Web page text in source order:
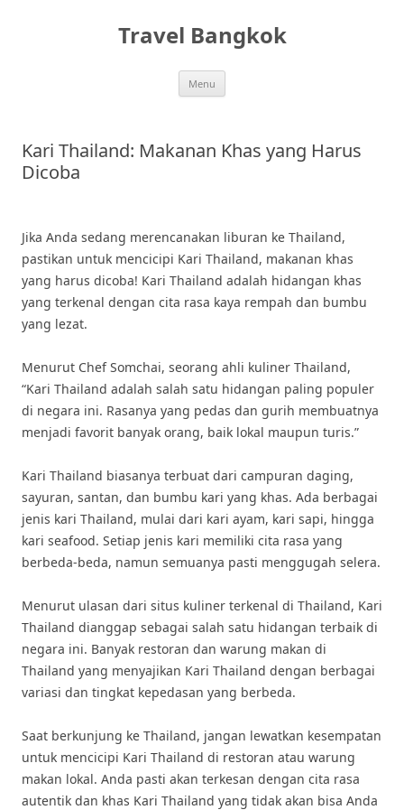
Travel Bangkok
Menu
Kari Thailand: Makanan Khas yang Harus
Dicoba
Jika Anda sedang merencanakan liburan ke Thailand,
pastikan untuk mencicipi Kari Thailand, makanan khas
yang harus dicoba! Kari Thailand adalah hidangan khas
yang terkenal dengan cita rasa kaya rempah dan bumbu
yang lezat.
Menurut Chef Somchai, seorang ahli kuliner Thailand,
“Kari Thailand adalah salah satu hidangan paling populer
di negara ini. Rasanya yang pedas dan gurih membuatnya
menjadi favorit banyak orang, baik lokal maupun turis.”
Kari Thailand biasanya terbuat dari campuran daging,
sayuran, santan, dan bumbu kari yang khas. Ada berbagai
jenis kari Thailand, mulai dari kari ayam, kari sapi, hingga
kari seafood. Setiap jenis kari memiliki cita rasa yang
berbeda-beda, namun semuanya pasti menggugah selera.
Menurut ulasan dari situs kuliner terkenal di Thailand, Kari
Thailand dianggap sebagai salah satu hidangan terbaik di
negara ini. Banyak restoran dan warung makan di
Thailand yang menyajikan Kari Thailand dengan berbagai
variasi dan tingkat kepedasan yang berbeda.
Saat berkunjung ke Thailand, jangan lewatkan kesempatan
untuk mencicipi Kari Thailand di restoran atau warung
makan lokal. Anda pasti akan terkesan dengan cita rasa
autentik dan khas Kari Thailand yang tidak akan bisa Anda